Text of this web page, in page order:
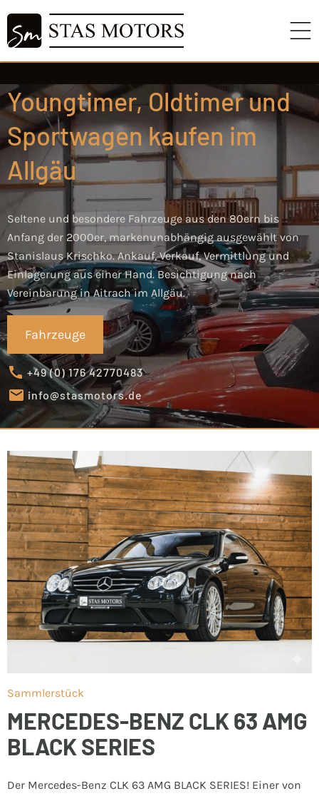
Youngtimer, Oldtimer und
Sportwagen kaufen im
Allgäu
Seltene und besondere Fahrzeuge aus den 80ern bis
Anfang der 2000er, markenunabhängig ausgewählt von
Stanislaus Krischko. Ankauf, Verkauf, Vermittlung und
Einlagerung aus einer Hand. Besichtigung nach
Vereinbarung in Aitrach im Allgäu.
Fahrzeuge
+49 (0) 176 42770483
info@stasmotors.de
Sammlerstück
MERCEDES-BENZ CLK 63 AMG
BLACK SERIES
Der Mercedes-Benz CLK 63 AMG BLACK SERIES! Einer von